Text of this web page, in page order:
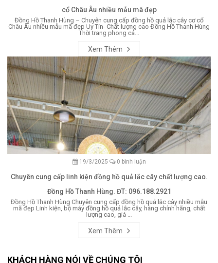
cổ Châu Âu nhiều mẫu mã đẹp
Đồng Hồ Thanh Hùng – Chuyên cung cấp đồng hồ quả lắc cây cơ cổ
Châu Âu nhiều mẫu mã đẹp Uy Tín- Chất lượng cao Đồng Hồ Thanh Hùng
Thời trang phong cá...
Xem Thêm
19/3/2025 0 bình luận
Chuyên cung cấp linh kiện đồng hồ quả lắc cây chất lượng cao.
Đồng Hồ Thanh Hùng. ĐT: 096.188.2921
Đồng Hồ Thanh Hùng Chuyên cung cấp đồng hồ quả lắc cây nhiều mẫu
mã đẹp Linh kiện, bộ máy đồng hồ quả lắc cây, hàng chính hãng, chất
lượng cao, giá ...
Xem Thêm
KHÁCH HÀNG NÓI VỀ CHÚNG TÔI